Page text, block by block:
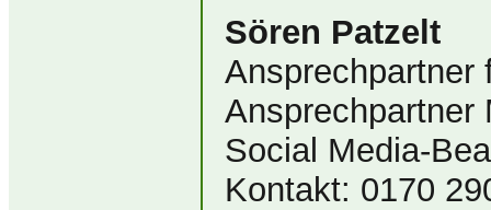
Sören Patzelt
Ansprechpartner
Ansprechpartner
Social Media-
Kontakt: 0170